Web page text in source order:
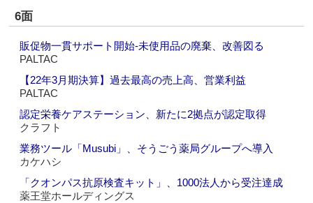
6面
販促物一貫サポート開始‐未使用品の廃棄、改善図る
PALTAC
【22年3月期決算】過去最高の売上高、営業利益
PALTAC
認定栄養ケアステーション、新たに2拠点が認定取得
クラフト
業務ツール「Musubi」、そうごう薬局グループへ導入
カケハシ
「クオンパス抗原検査キット」、1000法人から受注達成
薬王堂ホールディングス